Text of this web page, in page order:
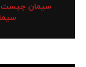
سیمان چیست؟